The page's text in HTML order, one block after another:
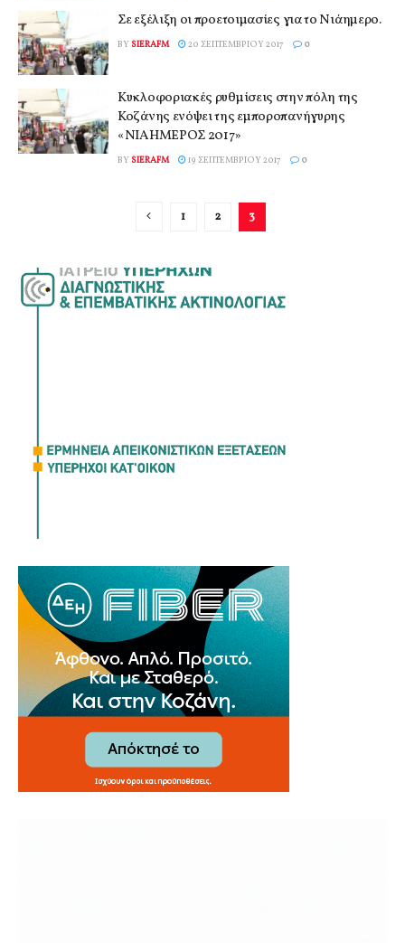
Σε εξέλιξη οι προετοιμασίες για το Νιάημερο.
BY SIERAFM 20 ΣΕΠΤΕΜΒΡΊΟΥ 2017 0
Κυκλοφοριακές ρυθμίσεις στην πόλη της
Κοζάνης ενόψει της εμποροπανήγυρης
«ΝΙΑΗΜΕΡΟΣ 2017»
BY SIERAFM 19 ΣΕΠΤΕΜΒΡΊΟΥ 2017 0
1 2 3